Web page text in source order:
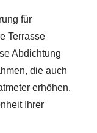
für
Terrasse
Abdichtung
die auch
erhöhen.
Ihrer